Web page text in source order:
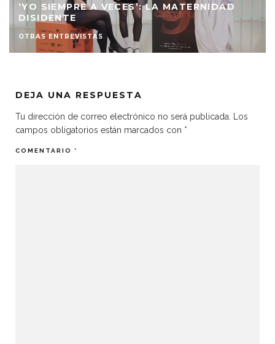
‘YO SIEMPRE A VECES’: LA MATERNIDAD
DISIDENTE
OTRAS ENTREVISTAS
DEJA UNA RESPUESTA
Tu dirección de correo electrónico no será publicada.
Los
campos obligatorios están marcados con *
COMENTARIO *